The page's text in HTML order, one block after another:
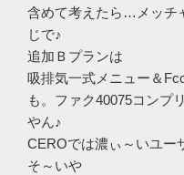
含めて考えたら … メッチ
じで♪
追加Ｂプランは
吸排気一式メニュー＆
も。ファク40075コンプ
やん♪
CEROでは濃ぃ～いユー
そ～いや